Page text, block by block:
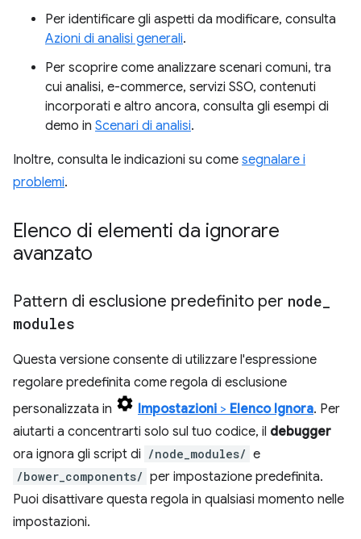
Per identificare gli aspetti da modificare, consulta
Azioni di analisi generali.
Per scoprire come analizzare scenari comuni, tra
cui analisi, e-commerce, servizi SSO, contenuti
incorporati e altro ancora, consulta gli esempi di
demo in Scenari di analisi.
Inoltre, consulta le indicazioni su come segnalare i
problemi.
Elenco di elementi da ignorare
avanzato
Pattern di esclusione predefinito per node
modules
Questa versione consente di utilizzare l'espressione
regolare predefinita come regola di esclusione
personalizzata in
Impostazioni > Elenco Ignora. Per
aiutarti a concentrarti solo sul tuo codice, il debugger
ora ignora gli script di /node_modules/ e
/bower_components/ per impostazione predefinita.
Puoi disattivare questa regola in qualsiasi momento nelle
impostazioni.